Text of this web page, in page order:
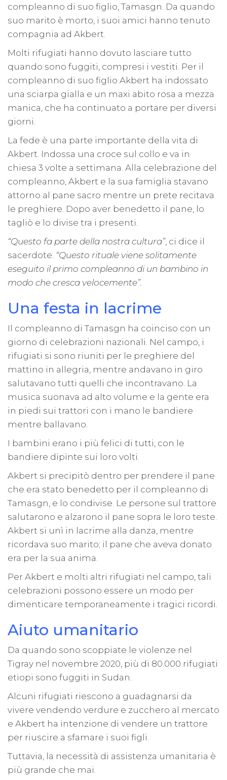
compleanno di suo figlio, Tamasgn. Da quando
suo marito è morto, i suoi amici hanno tenuto
compagnia ad Akbert.
Molti rifugiati hanno dovuto lasciare tutto
quando sono fuggiti, compresi i vestiti. Per il
compleanno di suo figlio Akbert ha indossato
una sciarpa gialla e un maxi abito rosa a mezza
manica, che ha continuato a portare per diversi
giorni.
La fede è una parte importante della vita di
Akbert. Indossa una croce sul collo e va in
chiesa 3 volte a settimana. Alla celebrazione del
compleanno, Akbert e la sua famiglia stavano
attorno al pane sacro mentre un prete recitava
le preghiere. Dopo aver benedetto il pane, lo
tagliò e lo divise tra i presenti.
“Questo fa parte della nostra cultura”, ci dice il
sacerdote. “Questo rituale viene solitamente
eseguito il primo compleanno di un bambino in
modo che cresca velocemente”.
Una festa in lacrime
Il compleanno di Tamasgn ha coinciso con un
giorno di celebrazioni nazionali. Nel campo, i
rifugiati si sono riuniti per le preghiere del
mattino in allegria, mentre andavano in giro
salutavano tutti quelli che incontravano. La
musica suonava ad alto volume e la gente era
in piedi sui trattori con i mano le bandiere
mentre ballavano.
I bambini erano i più felici di tutti, con le
bandiere dipinte sui loro volti.
Akbert si precipitò dentro per prendere il pane
che era stato benedetto per il compleanno di
Tamasgn, e lo condivise. Le persone sul trattore
salutarono e alzarono il pane sopra le loro teste.
Akbert si unì in lacrime alla danza, mentre
ricordava suo marito; il pane che aveva donato
era per la sua anima.
Per Akbert e molti altri rifugiati nel campo, tali
celebrazioni possono essere un modo per
dimenticare temporaneamente i tragici ricordi.
Aiuto umanitario
Da quando sono scoppiate le violenze nel
Tigray nel novembre 2020, più di 80.000 rifugiati
etiopi sono fuggiti in Sudan.
Alcuni rifugiati riescono a guadagnarsi da
vivere vendendo verdure e zucchero al mercato
e Akbert ha intenzione di vendere un trattore
per riuscire a sfamare i suoi figli.
Tuttavia, la necessità di assistenza umanitaria è
più grande che mai.